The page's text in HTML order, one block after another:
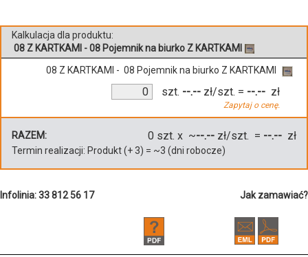
Kalkulacja dla produktu:
08 Z KARTKAMI - 08 Pojemnik na biurko Z KARTKAMI
08 Z KARTKAMI - 08 Pojemnik na biurko Z KARTKAMI
szt. --.-- zł/szt.
Zapytaj o cenę.
= --.-- zł
RAZEM: 0 szt. x ~--.-- zł/szt. = --.-- zł
Termin realizacji: Produkt(+3) = ~3 (dni robocze)
Infolinia: 33 812 56 17 Jak zamawiać?